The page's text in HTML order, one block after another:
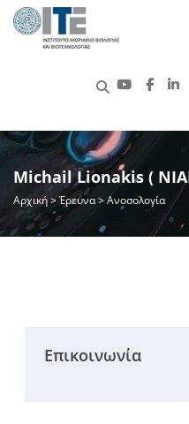
Michail Lionakis (
Αρχική>Έρευνα> Ανοσολογία
Επικοινωνία